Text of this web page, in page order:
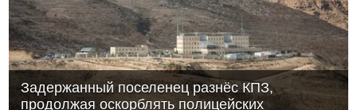
Задержанный поселенец разнёс КПЗ,
продолжая оскорблять полицейских